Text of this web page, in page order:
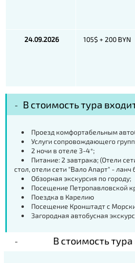
24.09.2026 105$ + 200 BYN
В стоимость тура
Проезд комфортабельным
Услуги сопровождающего
2 ночи в отеле 3-4*;
Питание: 2 завтрака; (Отели
стол, отели сети "Вало Апарт" - ланч
Обзорная экскурсия по городу;
Посещение Петропавловской
Поездка в Карелию
Посещение Кронштадт с
Загородная автобусная
В стоимость